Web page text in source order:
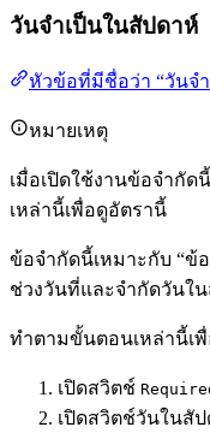
วันจำเป็นในสัปดาห์
หัวข้อที่มีชื่อว่า “วันจ
หมายเหตุ
เมื่อเปิดใช้งานข้อจำกั
เหล่านี้เพื่อดูอัตรานี้
ข้อจำกัดนี้เหมาะกับ “ข้
ช่วงวันที่และจำกัดวันใ
ทำตามขั้นตอนเหล่านี้เพื่
เปิดสวิตช์
เปิดสวิตช์วันในสั